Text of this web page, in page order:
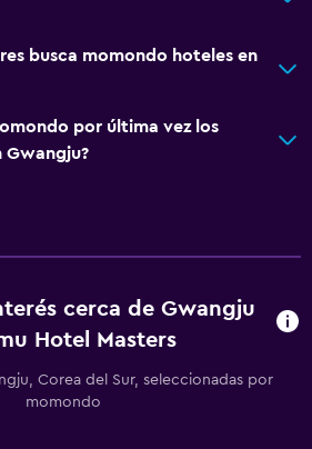
busca momondo hoteles en
por última vez los
Gwangju?
cerca de Gwangju
Hotel Masters
Corea del Sur, seleccionadas por
momondo